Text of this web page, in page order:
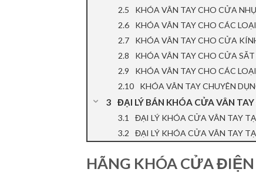
KHÓA VÂN TAY CHO CỬA
KHÓA VÂN TAY CHO CÁC
KHÓA VÂN TAY CHO CỬA
KHÓA VÂN TAY CHO CỬA
KHÓA VÂN TAY CHO CÁC
KHÓA VÂN TAY CHUYÊN
ĐẠI LÝ BÁN KHÓA CỬA VÂN
ĐẠI LÝ KHÓA CỬA VÂN TAY
ĐẠI LÝ KHÓA CỬA VÂN TAY
HÃNG KHÓA CỬA